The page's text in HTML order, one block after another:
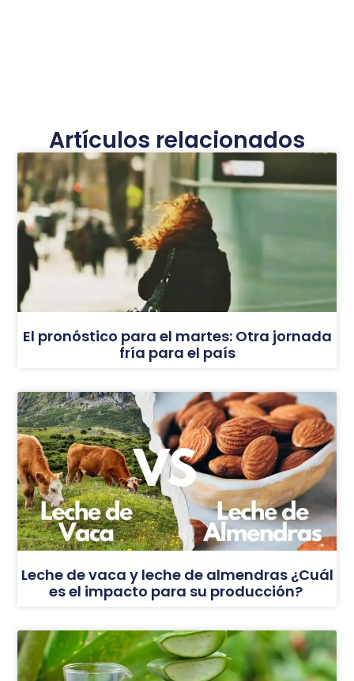
Artículos relacionados
El pronóstico para el martes: Otra jornada
fría para el país
Leche de vaca y leche de almendras ¿Cuál
es el impacto para su producción?